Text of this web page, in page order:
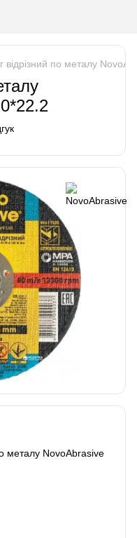
відрізний по металу
металу NovoAbrasive